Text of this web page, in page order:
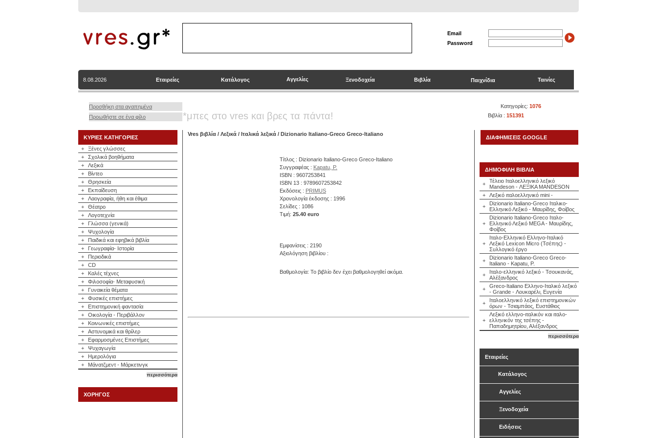
Email
Password
8.08.2026 Εταιρείες Κατάλογος Αγγελίες Ξενοδοχεία Βιβλία Παιχνίδια Ταινίες
Προσθήκη στα αγαπημένα
Προωθήστε σε ένα φίλο
*μπες στο vres και βρες τα πάντα!
Κατηγορίες: 1076
Βιβλία : 151391
ΚΥΡΙΕΣ ΚΑΤΗΓΟΡΙΕΣ
+
Ξένες γλώσσες
+
Σχολικά βοηθήματα
+
Λεξικά
+
Βίντεο
+
Θρησκεία
+
Εκπαίδευση
+
Λαογραφία, ήθη και έθιμα
+
Θέατρο
+
Λογοτεχνία
+
Γλώσσα (γενικά)
+
Ψυχολογία
+
Παιδικά και εφηβικά βιβλία
+
Γεωγραφία- Ιστορία
+
Περιοδικά
+
CD
+
Καλές τέχνες
+
Φιλοσοφία- Μεταφυσική
+
Γυναικεία θέματα
+
Φυσικές επιστήμες
+
Επιστημονική φαντασία
+
Οικολογία - Περιβάλλον
+
Κοινωνικές επιστήμες
+
Αστυνομικά και θρίλερ
+
Εφαρμοσμένες Επιστήμες
+
Ψυχαγωγία
+
Ημερολόγια
+
Μάνατζμεντ - Μάρκετινγκ
περισσότερα
ΧΟΡΗΓΟΣ
Vres βιβλία / Λεξικά / Ιταλικά λεξικά / Dizionario Italiano-Greco Greco-Italiano
Τίτλος : Dizionario Italiano-Greco Greco-Italiano
Συγγραφέας : Kapatu, P.
ISBN : 9607253841
ISBN 13 : 9789607253842
Εκδόσεις : PRIMUS
Χρονολογία έκδοσης : 1996
Σελίδες : 1086
Τιμή: 25.40 euro
Εμφανίσεις : 2190
Αξιολόγηση βιβλίου :
Βαθμολογία: Το βιβλίο δεν έχει βαθμολογηθεί ακόμα.
ΔΙΑΦΗΜΙΣΕΙΣ GOOGLE
ΔΗΜΟΦΙΛΗ ΒΙΒΛΙΑ
+
Τέλειο Ιταλοελληνικό λεξικό
Mandeson - ΛΕΞΙΚΑ MANDESON
+
Λεξικό ιταλοελληνικό mini -
+
Dizionario Italiano-Greco Ιταλικο-
Ελληνικό Λεξικό - Μαυρίδης, Φοίβος
+
Dizionario Italiano-Greco Ιταλο-
Ελληνικό Λεξικό MEGA - Μαυρίδης,
Φοίβος
+
Ιταλο-Ελληνικό Ελληνο-Ιταλικό
Λεξικό Lexicon Micro (Τσέπης) -
Συλλογικό έργο
+
Dizionario Italiano-Greco Greco-
Italiano - Kapatu, P.
+
Ιταλο-ελληνικό λεξικό - Τσουκανάς,
Αλέξανδρος
+
Greco-Italiano Ελληνο-Ιταλικό λεξικό
- Grande - Λουκαρέλι, Ευγενία
+
Ιταλοελληνικό λεξικό επιστημονικών
όρων - Τσιαμπάος, Ευστάθιος
+
Λεξικό ελληνο-ιταλικόν και ιταλο-
ελληνικόν της τσέπης -
Παπαδημητρίου, Αλέξανδρος
περισσότερα
Εταιρείες
Κατάλογος
Αγγελίες
Ξενοδοχεία
Ειδήσεις